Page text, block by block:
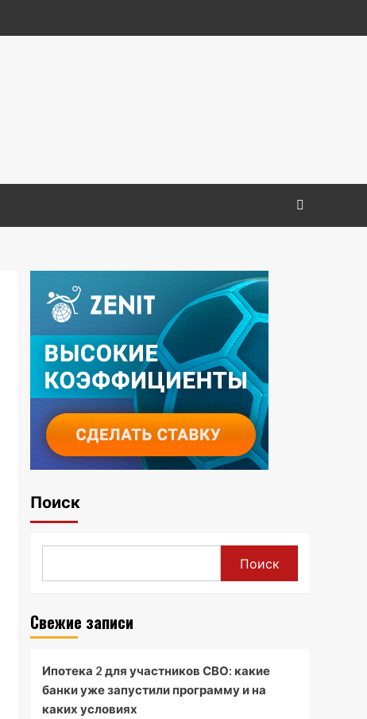
Поиск
Поиск
Свежие записи
Ипотека 2 для участников СВО: какие
банки уже запустили программу и на
каких условиях